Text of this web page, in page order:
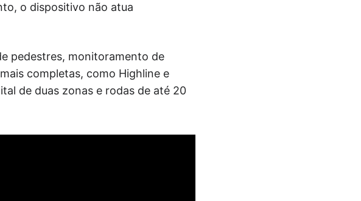
o dispositivo não atua
pedestres, monitoramento de
completas, como Highline e
de duas zonas e rodas de até 20